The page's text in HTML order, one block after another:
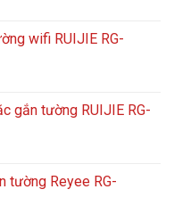
wifi RUIJIE RG-
gắn tường RUIJIE RG-
tường Reyee RG-